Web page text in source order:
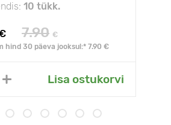
10 tükk.
7.90 €
hind 30 päeva jooksul:* 7.90 €
Lisa ostukorvi